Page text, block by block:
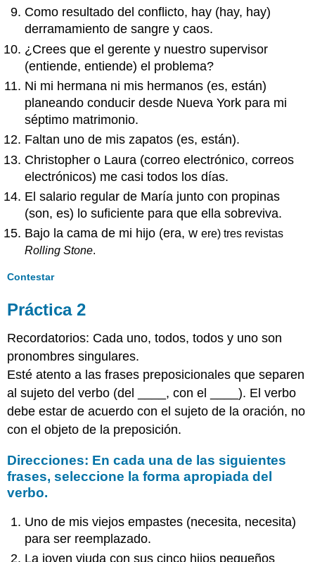
Como resultado del conflicto, hay (hay, hay)
derramamiento de sangre y caos.
¿Crees que el gerente y nuestro supervisor
(entiende, entiende) el problema?
Ni mi hermana ni mis hermanos (es, están)
planeando conducir desde Nueva York para mi
séptimo matrimonio.
Faltan uno de mis zapatos (es, están).
Christopher o Laura (correo electrónico, correos
electrónicos) me casi todos los días.
El salario regular de María junto con propinas
(son, es) lo suficiente para que ella sobreviva.
Bajo la cama de mi hijo (era, were) tres revistas
Rolling Stone.
Contestar
Práctica 2
Recordatorios: Cada uno, todos, todos y uno son
pronombres singulares.
Esté atento a las frases preposicionales que separen
al sujeto del verbo (del ____, con el ____). El verbo
debe estar de acuerdo con el sujeto de la oración, no
con el objeto de la preposición.
Direcciones: En cada una de las siguientes
frases, seleccione la forma apropiada del
verbo.
Uno de mis viejos empastes (necesita, necesita)
para ser reemplazado.
La joven viuda con sus cinco hijos pequeños